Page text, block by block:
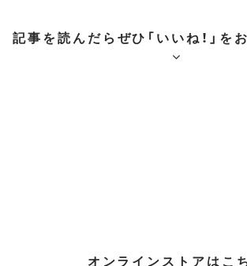
k
記事を読んだらぜひ「いいね！」を
オンラインストアはこ